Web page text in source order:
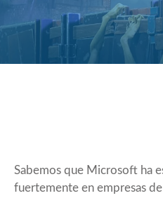
Sabemos que Microsoft ha
fuertemente en empresas